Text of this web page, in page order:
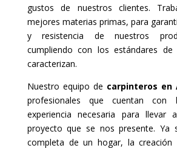
gustos de nuestros clientes.
mejores materias primas, para
y resistencia de nuestros
cumpliendo con los estándares de
caracterizan.
Nuestro equipo de carpinteros en
profesionales que cuentan
experiencia necesaria para llevar
proyecto que se nos presente. Ya
completa de un hogar, la